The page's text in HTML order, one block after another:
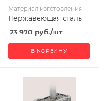
50
60
Материал изготовления
Нержавеющая сталь
23 970 руб./шт
В КОРЗИНУ